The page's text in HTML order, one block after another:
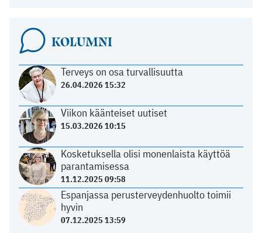
KOLUMNI
Terveys on osa turvallisuutta
26.04.2026 15:32
Viikon käänteiset uutiset
15.03.2026 10:15
Kosketuksella olisi monenlaista käyttöä
parantamisessa
11.12.2025 09:58
Espanjassa perusterveydenhuolto toimii
hyvin
07.12.2025 13:59